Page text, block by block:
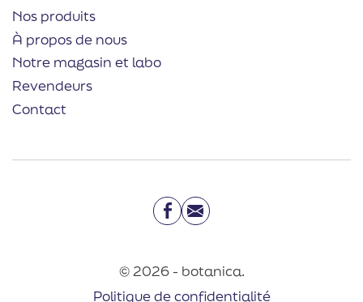
Nos produits
À propos de nous
Notre magasin et labo
Revendeurs
Contact
Facebook
Email
© 2026 - botanica.
Politique de confidentialité